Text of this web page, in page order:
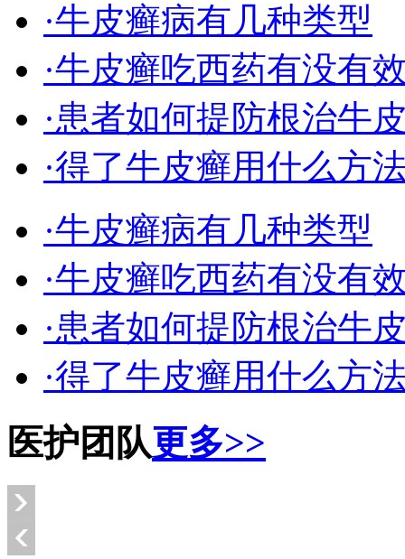
·牛皮癣病有几种类型
·牛皮癣吃西药有没有
·患者如何提防根治牛
·得了牛皮癣用什么方
·牛皮癣病有几种类型
·牛皮癣吃西药有没有
·患者如何提防根治牛
·得了牛皮癣用什么方
医护团队更多>>